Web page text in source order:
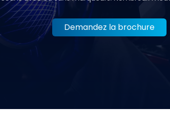
Demandez la brochure